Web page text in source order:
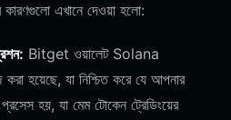
এখানে দেওয়া হলো:
Bitget ওয়ালেট Solana
করা হয়েছে, যা নিশ্চিত করে যে আপনার
হয়, যা মেম টোকেন ট্রেডিংয়ের